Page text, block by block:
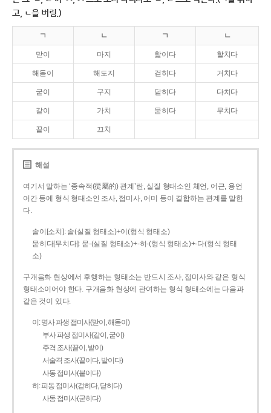
고, ㄴ을 버림.)
ㄱ ㄴ ㄱ ㄴ
맏이 마지 핥이다 할치다
해돋이 해도지 걷히다 거치다
굳이 구지 닫히다 다치다
같이 가치 묻히다 무치다
끝이 끄치
해설
여기서 말하는 ‘종속적(從屬的) 관계’란, 실질 형태소인 체언, 어근, 용언
어간 등에 형식 형태소인 조사, 접미사, 어미 등이 결합하는 관계를 말한
다.
솥이[소치]: 솥(실질 형태소)+이(형식 형태소)
묻히다[무치다]: 묻­-(실질 형태소)+­-히­-(형식 형태소)+-다(형식 형태
소)
구개음화 현상에서 후행하는 형태소는 반드시 조사, 접미사와 같은 형식
형태소이어야 한다. 구개음화 현상에 관여하는 형식 형태소에는 다음과
같은 것이 있다.
이: 명사 파생 접미사(맏이, 해돋이)
부사 파생 접미사(같이, 굳이)
주격 조사(끝이, 밭이)
서술격 조사(끝이다, 밭이다)
사동 접미사(붙이다)
히: 피동 접미사(걷히다, 닫히다)
사동 접미사(굳히다)